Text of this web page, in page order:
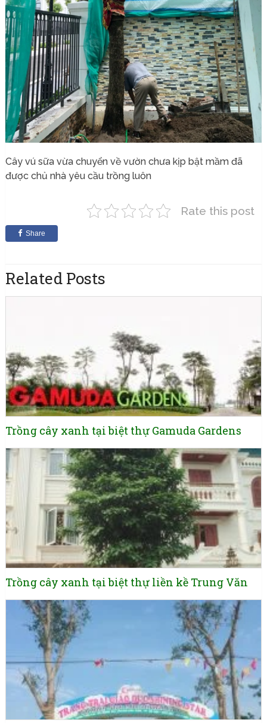
Cây vú sữa vừa chuyển về vườn chưa kịp bật mầm đã
được chủ nhà yêu cầu trồng luôn
Rate this post
Share
Related Posts
Trồng cây xanh tại biệt thự Gamuda Gardens
Trồng cây xanh tại biệt thự liền kề Trung Văn